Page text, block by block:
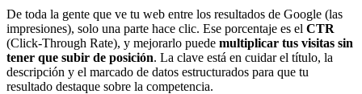
De toda la gente que ve tu web entre los resultados de Google (las
impresiones), solo una parte hace clic. Ese porcentaje es el CTR
(Click-Through Rate), y mejorarlo puede multiplicar tus visitas sin
tener que subir de posición. La clave está en cuidar el título, la
descripción y el marcado de datos estructurados para que tu
resultado destaque sobre la competencia.